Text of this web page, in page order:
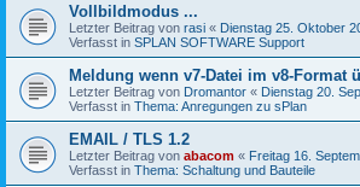
Vollbildmodus ...
Letzter Beitrag von rasi « Dienstag 25. Oktober
Verfasst in SPLAN SOFTWARE Support
Meldung wenn v7-Datei im v8-Format
Letzter Beitrag von Dromantor « Dienstag 20.
Verfasst in Thema: Anregungen zu sPlan
EMAIL / TLS 1.2
Letzter Beitrag von abacom « Freitag 16.
Verfasst in Thema: Schaltung und Bauteile